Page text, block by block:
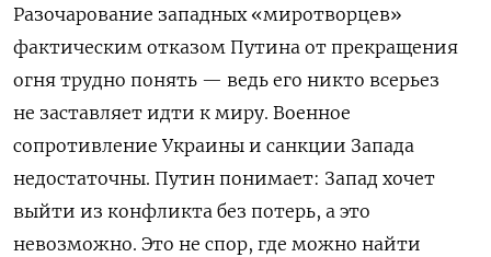
Разочарование западных «миротворцев»
фактическим отказом Путина от прекращения
огня трудно понять — ведь его никто всерьез
не заставляет идти к миру. Военное
сопротивление Украины и санкции Запада
недостаточны. Путин понимает: Запад хочет
выйти из конфликта без потерь, а это
невозможно. Это не спор, где можно найти